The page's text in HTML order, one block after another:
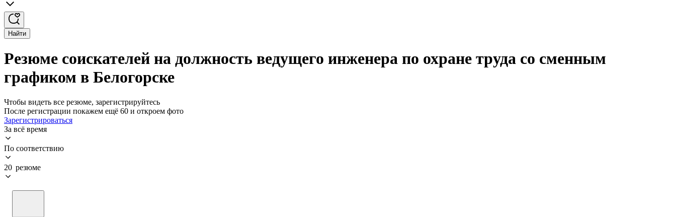
Найти
Резюме соискателей на должность ведущего инженера по охране труда со сменным
графиком в Белогорске
Чтобы видеть все резюме, зарегистрируйтесь
После регистрации покажем ещё 60 и откроем фото
Зарегистрироваться
За всё время
По соответствию
20 резюме